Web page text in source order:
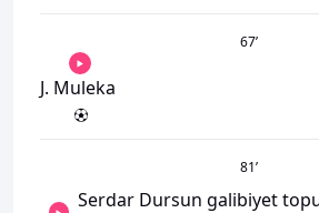
67’
J. Muleka
81’
Serdar Dursun galibiyet